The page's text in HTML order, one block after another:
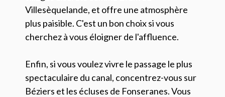
Villesèquelande, et offre une atmosphère
plus paisible. C'est un bon choix si vous
cherchez à vous éloigner de l'affluence.
Enfin, si vous voulez vivre le passage le plus
spectaculaire du canal, concentrez-vous sur
Béziers et les écluses de Fonseranes. Vous